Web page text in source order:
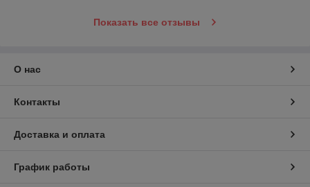
Показать все отзывы
О нас
Контакты
Доставка и оплата
График работы